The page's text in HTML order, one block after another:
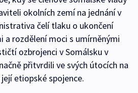
okolních zemí na jednání v
čelí tlaku o ukončení
a rozdělení moci s umírněnými
ozbrojenci v Somálsku v
přitvrdili ve svých útocích na
etiopské spojence.